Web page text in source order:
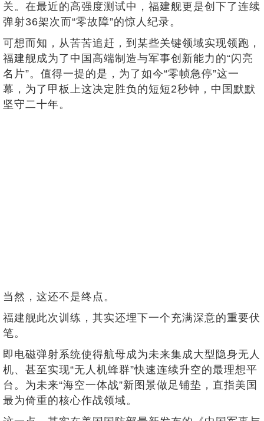
关。在最近的高强度测试中，福建舰更是创下了连续
弹射36架次而“零故障”的惊人纪录。
可想而知，从苦苦追赶，到某些关键领域实现领跑，
福建舰成为了中国高端制造与军事创新能力的“闪亮
名片”。值得一提的是，为了如今“零帧急停”这一
幕，为了甲板上这决定胜负的短短2秒钟，中国默默
坚守二十年。
当然，这还不是终点。
福建舰此次训练，其实还埋下一个充满深意的重要伏
笔。
即电磁弹射系统使得航母成为未来集成大型隐身无人
机、甚至实现“无人机蜂群”快速连续升空的最理想平
台。为未来“海空一体战”新图景做足铺垫，直指美国
最为倚重的核心作战领域。